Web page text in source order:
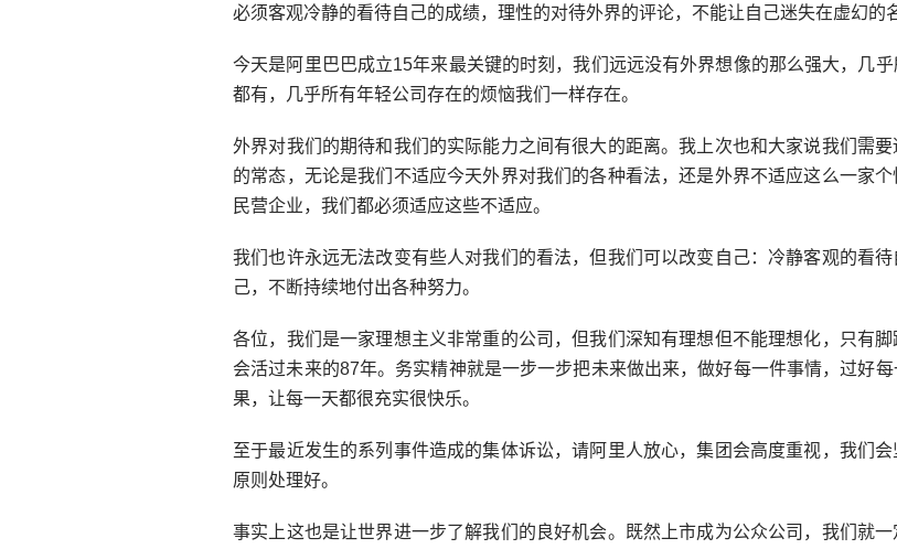
必须客观冷静的看待自己的成绩，理性的对待外界的评论，不能让自己迷失在虚幻的
今天是阿里巴巴成立15年来最关键的时刻，我们远远没有外界想像的那么强大，几乎
都有，几乎所有年轻公司存在的烦恼我们一样存在。
外界对我们的期待和我们的实际能力之间有很大的距离。我上次也和大家说我们需要
的常态，无论是我们不适应今天外界对我们的各种看法，还是外界不适应这么一家
民营企业，我们都必须适应这些不适应。
我们也许永远无法改变有些人对我们的看法，但我们可以改变自己：冷静客观的看
己，不断持续地付出各种努力。
各位，我们是一家理想主义非常重的公司，但我们深知有理想但不能理想化，只有
会活过未来的87年。务实精神就是一步一步把未来做出来，做好每一件事情，过好
果，让每一天都很充实很快乐。
至于最近发生的系列事件造成的集体诉讼，请阿里人放心，集团会高度重视，我们
原则处理好。
事实上这也是让世界进一步了解我们的良好机会。既然上市成为公众公司，我们就